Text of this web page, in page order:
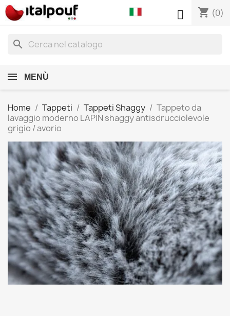
shopping_cart (0)

search
MENÙ
Home Tappeti Tappeti Shaggy
Tappeto da
lavaggio moderno LAPIN shaggy antisdrucciolevole
grigio / avorio